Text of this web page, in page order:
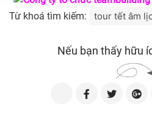
Từ khoá tìm kiếm: tour tết âm
Nếu bạn thấy hữu